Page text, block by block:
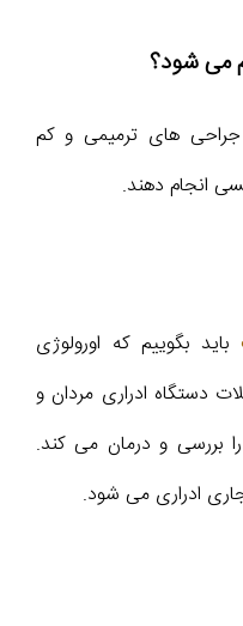
می‌ شود؟
جراحی‌ های ترمیمی و کم‌
انجام دهند.
باید بگوییم که اورولوژی
دستگاه ادراری مردان و
بررسی و درمان می‌ کند.
ادراری می‌ شود.